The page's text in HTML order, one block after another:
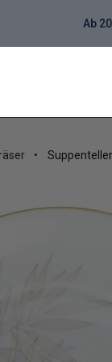
Ab
Suppenteller